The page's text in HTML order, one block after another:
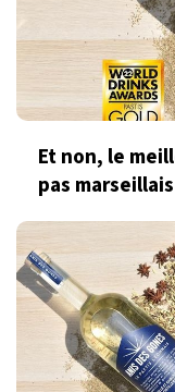
Et non, le
pas